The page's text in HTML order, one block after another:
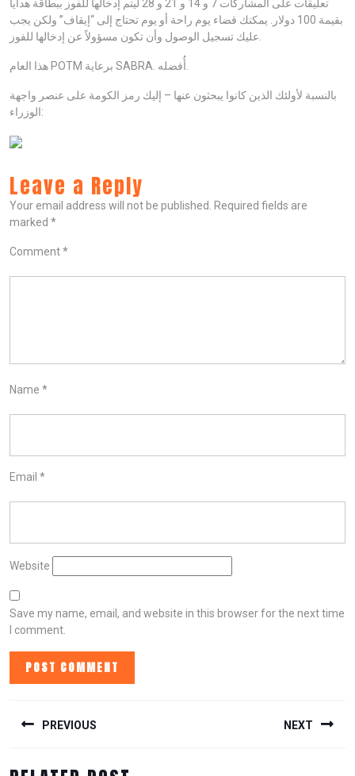
تعليقات على المشاركات 7 و 14 و 21 و 28 ليتم إدخالها للفوز ببطاقة هدايا
بقيمة 100 دولار. يمكنك قضاء يوم راحة أو يوم تحتاج إلى “إيقاف” ولكن يجب
بالنسبة لأولئك الذين كانوا يبحثون عنها – إليك رمز الكومة على عنصر واجهة
الوزراء:
Leave a Reply
Your email address will not be published.
Required fields are
marked *
Comment*
Name *
Email *
Website
Save my name, email, and website in this browser for the next time
I comment.
NAVIGATION
PREVIOUS NEXT